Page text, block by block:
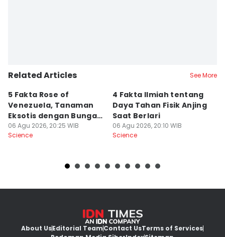
Related Articles See More
5 Fakta Rose of
Venezuela, Tanaman
Eksotis dengan Bunga
Merah Menyala
06 Agu 2026, 20:25 WIB
Science
4 Fakta Ilmiah tentang
Daya Tahan Fisik Anjing
Saat Berlari
06 Agu 2026, 20:10 WIB
Science
About UsEditorial TeamContact UsTerms of Services